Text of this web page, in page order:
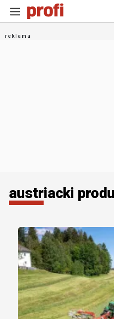
austriacki